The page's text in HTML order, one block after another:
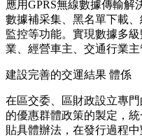
應用GPRS無線數據傳輸解
數據補采集、黑名單下載
監控等功能。實現數據多
業、經營車主、交通行業主
建設完善的交運結果 體係
在區交委、區財政設立專
的優惠群體政策的製定，
貼具體辦法，在發行過程